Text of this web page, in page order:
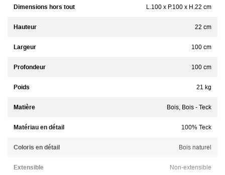
Dimensions hors tout L.100 x P.100 x H.22 cm
Hauteur 22 cm
Largeur 100 cm
Profondeur 100 cm
Poids 21 kg
Matière Bois, Bois - Teck
Matériau en détail 100% Teck
Coloris en détail Bois naturel
Extensible Non-extensible